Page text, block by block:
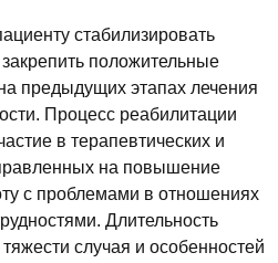
стабилизировать
положительные
предыдущих этапах лечения
Процесс реабилитации
в терапевтических и
на повышение
с проблемами в отношениях
Длительность
случая и особенностей